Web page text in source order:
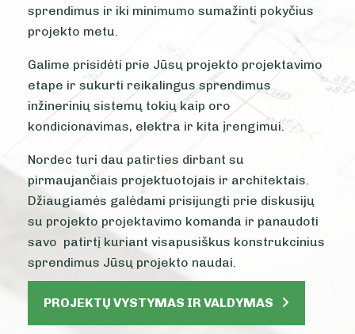
sprendimus ir iki minimumo sumažinti pokyčius
projekto metu.
Galime prisidėti prie Jūsų projekto projektavimo
etape ir sukurti reikalingus sprendimus
inžinerinių sistemų tokių kaip oro
kondicionavimas, elektra ir kita įrengimui.
Nordec turi dau patirties dirbant su
pirmaujančiais projektuotojais ir architektais.
Džiaugiamės galėdami prisijungti prie diskusijų
su projekto projektavimo komanda ir panaudoti
savo patirtį kuriant visapusiškus konstrukcinius
sprendimus Jūsų projekto naudai.
PROJEKTŲ VYSTYMAS IR VALDYMAS